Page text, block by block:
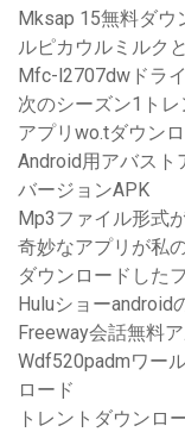
Mksap 15無料ダウ
ルピカウルミルク
Mfc-l2707dwドラ
次のシーズン1ト
アプリwo.tダウン
Android用アバスト
バージョンAPK
Mp3ファイル形式
奇妙なアプリが私
ダウンロードした
Huluショーandroid
Freeway会話無料
Wdf520padmワー
ロード
トレントダウンロ